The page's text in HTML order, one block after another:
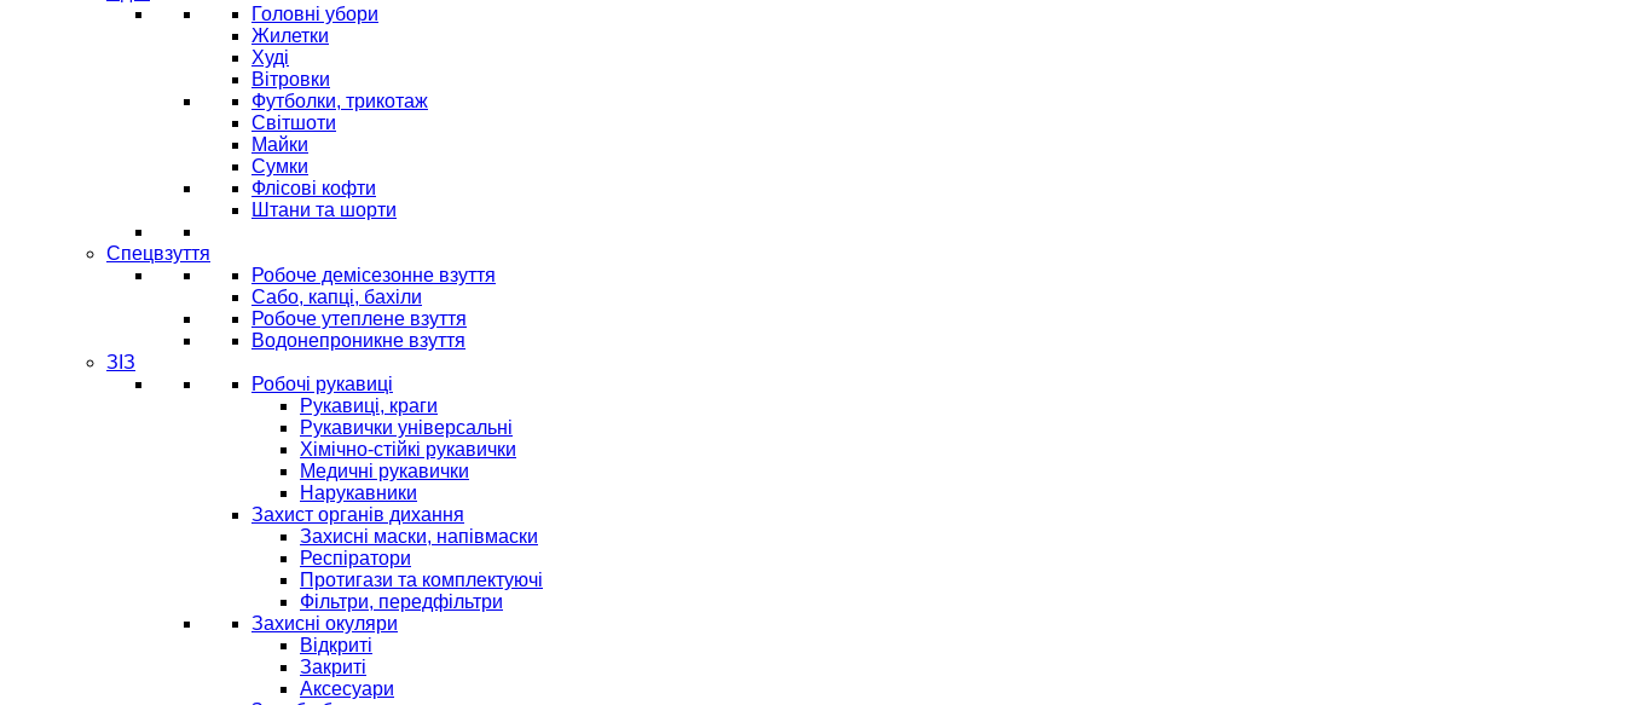
Головні убори
Жилетки
Худі
Вітровки
Футболки, трикотаж
Світшоти
Майки
Сумки
Флісові кофти
Штани та шорти
Спецвзуття
Робоче демісезонне взуття
Сабо, капці, бахіли
Робоче утеплене взуття
Водонепроникне взуття
ЗІЗ
Робочі рукавиці
Рукавиці, краги
Рукавички універсальні
Хімічно-стійкі рукавички
Медичні рукавички
Нарукавники
Захист органів дихання
Захисні маски, напівмаски
Респіратори
Протигази та комплектуючі
Фільтри, передфільтри
Захисні окуляри
Відкриті
Закриті
Аксесуари